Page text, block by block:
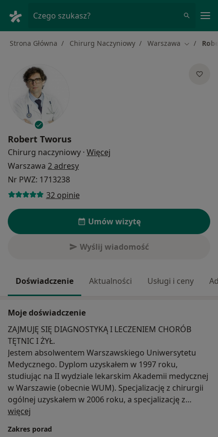
Czego szukasz?
Strona Główna Chirurg Naczyniowy Warszawa Zmień
Robert Tworus
Chirurg naczyniowy · Więcej
Warszawa 2 adresy
Nr PWZ: 1713238
32 opinie
Umów wizytę
Wyślij wiadomość
Doświadczenie Aktualności Usługi i ceny
Moje doświadczenie
ZAJMUJĘ SIĘ DIAGNOSTYKĄ I LECZENIEM CHORÓB
TĘTNIC I ŻYŁ.
Jestem absolwentem Warszawskiego Uniwersytetu
Medycznego. Dyplom uzyskałem w 1997 roku,
studiując na II wydziale lekarskim Akademii medycznej
w Warszawie (obecnie WUM). Specjalizację z chirurgii
ogólnej uzyskałem w 2006 roku, a specjalizację z
chirurgii naczyniowej w 2011 roku, pracując Klinice
Warszawskiego Uniwersytetu Medycznego (obecna
więcej
Zakres porad